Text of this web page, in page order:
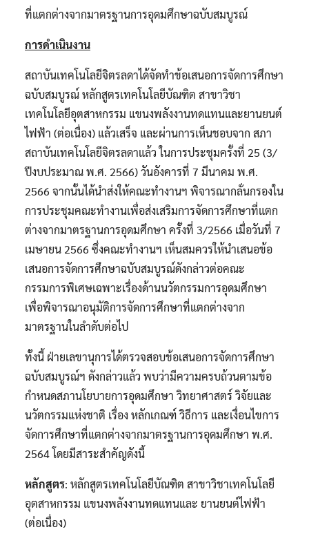
ที่แตกต่างจากมาตรฐานการอุดมศึกษาฉบับสมบูรณ์
การดำเนินงาน
สถาบันเทคโนโลยีจิตรลดาได้จัดทำข้อเสนอการจัดการศึกษา
ฉบับสมบูรณ์ หลักสูตรเทคโนโลยีบัณฑิต สาขาวิชา
เทคโนโลยีอุตสาหกรรม แขนงพลังงานทดแทนและยานยนต์
ไฟฟ้า (ต่อเนื่อง) แล้วเสร็จ และผ่านการเห็นชอบจาก สภา
สถาบันเทคโนโลยีจิตรลดาแล้ว ในการประชุมครั้งที่ 25 (3/
ปีงบประมาณ พ.ศ. 2566) วันอังคารที่ 7 มีนาคม พ.ศ.
2566 จากนั้นได้นำส่งให้คณะทำงานฯ พิจารณากลั่นกรองใน
การประชุมคณะทำงานเพื่อส่งเสริมการจัดการศึกษาที่แตก
ต่างจากมาตรฐานการอุดมศึกษา ครั้งที่ 3/2566 เมื่อวันที่ 7
เมษายน 2566 ซึ่งคณะทำงานฯ เห็นสมควรให้นำเสนอข้อ
เสนอการจัดการศึกษาฉบับสมบูรณ์ดังกล่าวต่อคณะ
กรรมการพิเศษเฉพาะเรื่องด้านนวัตกรรมการอุดมศึกษา
เพื่อพิจารณาอนุมัติการจัดการศึกษาที่แตกต่างจาก
มาตรฐานในลำดับต่อไป
ทั้งนี้ ฝ่ายเลขานุการได้ตรวจสอบข้อเสนอการจัดการศึกษา
ฉบับสมบูรณ์ฯ ดังกล่าวแล้ว พบว่ามีความครบถ้วนตามข้อ
กำหนดสภานโยบายการอุดมศึกษา วิทยาศาสตร์ วิจัยและ
นวัตกรรมแห่งชาติ เรื่อง หลักเกณฑ์ วิธีการ และเงื่อนไขการ
จัดการศึกษาที่แตกต่างจากมาตรฐานการอุดมศึกษา พ.ศ.
2564 โดยมีสาระสำคัญดังนี้
หลักสูตร: หลักสูตรเทคโนโลยีบัณฑิต สาขาวิชาเทคโนโลยี
อุตสาหกรรม แขนงพลังงานทดแทนและ ยานยนต์ไฟฟ้า
(ต่อเนื่อง)